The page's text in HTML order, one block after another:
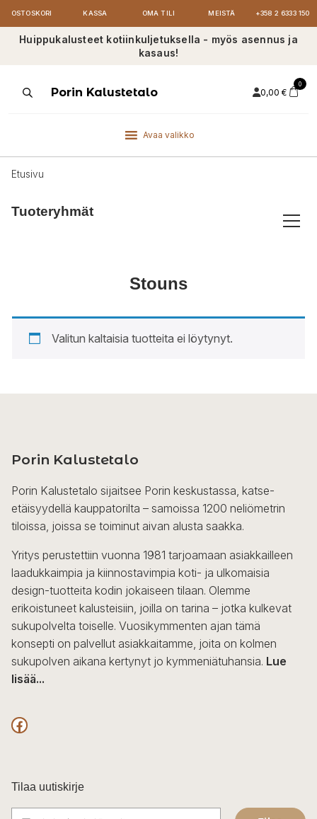
OSTOSKORI KASSA OMA TILI MEISTÄ +358 2 6333 150
Huippukalusteet kotiinkuljetuksella - myös asennus ja
kasaus!
ProductsPorin Kalustetalo 0,00 €
0
Avaa valikko
Etusivu
Tuoteryhmät
Stouns
Valitun kaltaisia tuotteita ei löytynyt.
Porin Kalustetalo
Porin Kalustetalo sijaitsee Porin keskustassa, katse-
etäisyydellä kauppatorilta – samoissa 1200 neliömetrin
tiloissa, joissa se toiminut aivan alusta saakka.
Yritys perustettiin vuonna 1981 tarjoamaan asiakkailleen
laadukkaimpia ja kiinnostavimpia koti- ja ulkomaisia
design-tuotteita kodin jokaiseen tilaan. Olemme
erikoistuneet kalusteisiin, joilla on tarina – jotka kulkevat
sukupolvelta toiselle. Vuosikymmenten ajan tämä
konsepti on palvellut asiakkaitamme, joita on kolmen
sukupolven aikana kertynyt jo kymmeniätuhansia. Lue
lisää...
F
c
e
Tilaa uutiskirje